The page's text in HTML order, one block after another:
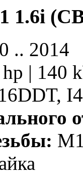
1.6i
.. 2014
| 140